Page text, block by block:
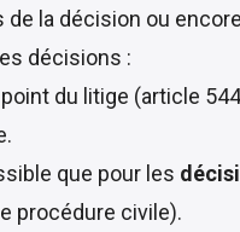
la décision ou
décisions :
du litige (article
que pour les
procédure civile).